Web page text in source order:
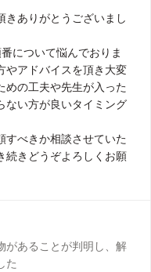
ありがとうございまし
について悩んでおりま
やアドバイスを頂き大変
めの工夫や先生が入った
ない方が良いタイミング
すべきか相談させていた
続きどうぞよろしくお願
があることが判明し、解
た